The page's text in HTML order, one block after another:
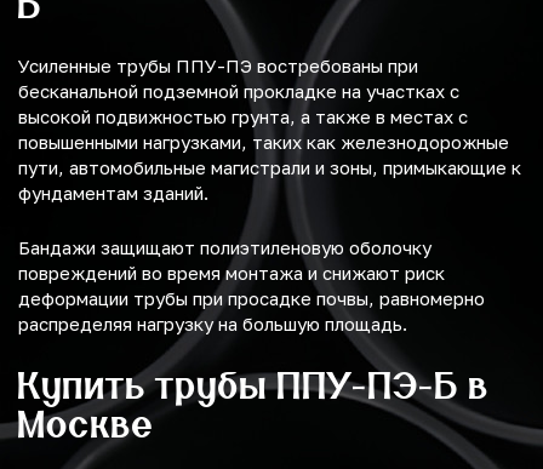
Усиленные трубы ППУ-ПЭ востребованы при
бесканальной подземной прокладке на участках с
высокой подвижностью грунта, а также в местах с
повышенными нагрузками, таких как железнодорожные
пути, автомобильные магистрали и зоны, примыкающие к
фундаментам зданий.
Бандажи защищают полиэтиленовую оболочку
повреждений во время монтажа и снижают риск
деформации трубы при просадке почвы, равномерно
распределяя нагрузку на большую площадь.
Купить трубы ППУ-ПЭ-Б в
Москве